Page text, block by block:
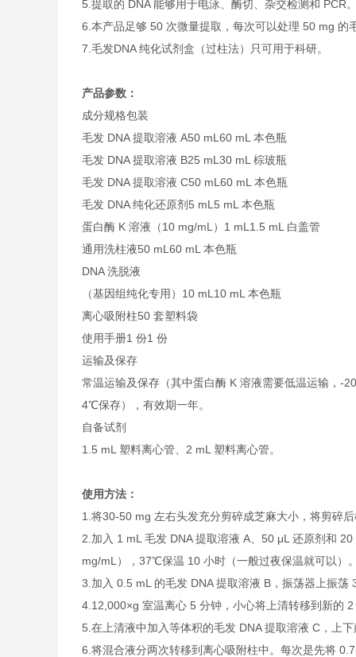
5.提取的 DNA 能够用于电泳、酶切、杂交检测和 PCR
6.本产品足够 50 次微量提取，每次可以处理 50 mg 的
7.毛发DNA 纯化试剂盒（过柱法）只可用于科研。
产品参数：
成分规格包装
毛发 DNA 提取溶液 A50 mL 60 mL 本色瓶
毛发 DNA 提取溶液 B25 mL 30 mL 棕玻瓶
毛发 DNA 提取溶液 C50 mL 60 mL 本色瓶
毛发 DNA 纯化还原剂5 mL 5 mL 本色瓶
蛋白酶 K 溶液（10 mg/mL） 1 mL 1.5 mL 白盖管
通用洗柱液50 mL 60 mL 本色瓶
DNA 洗脱液
（基因组纯化专用） 10 mL 10 mL 本色瓶
离心吸附柱50 套塑料袋
使用手册1 份1 份
运输及保存
常温运输及保存（其中蛋白酶 K 溶液需要低温运输，-
4℃保存），有效期一年。
自备试剂
1.5 mL 塑料离心管、2 mL 塑料离心管。
使用方法：
1.将30-50 mg 左右头发充分剪碎成芝麻大小，将剪碎
2.加入 1 mL 毛发 DNA 提取溶液 A、50 μL 还原剂和
mg/mL），37℃保温 10 小时（一般过夜保温就可以）
3.加入 0.5 mL 的毛发 DNA 提取溶液 B，振荡器上振荡
4.12,000×g 室温离心 5 分钟，小心将上清转移到新的
5.在上清液中加入等体积的毛发 DNA 提取溶液 C，上
6.将混合液分两次转移到离心吸附柱中。每次是先将